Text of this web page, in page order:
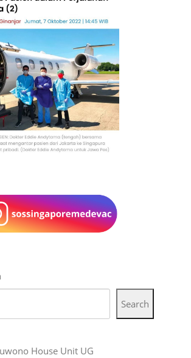
Search
House Unit UG